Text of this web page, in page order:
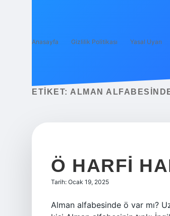
Anasayfa Gizlilik Politikası Yasal Uyarı
ETIKET: ALMAN
Ö HARFI
Tarih: Ocak 19, 2025
Alman alfabesinde ö var mı?